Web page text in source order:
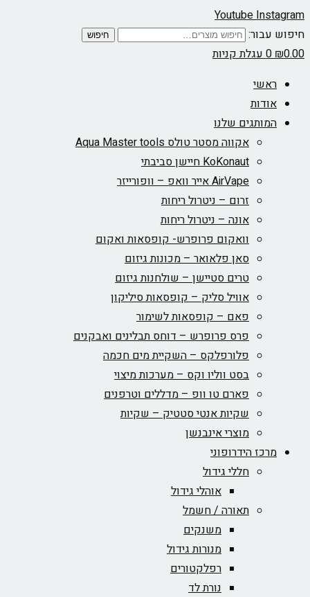
YoutubeInstagram
חיפוש עבור:
חיפוש
₪0.00
0עגלת קניות
ראשי
אודות
המותגים שלנו
אקווה מסטר טולס Aqua Master tools
KoKonaut חיישן סביבתי
AirVape אייר וואפ – וופורייזר
זרום – ניטרול ריחות
אונה – ניטרול ריחות
וואקום פרופרש- קופסאות ואקום
סאן פלאואר – מכונות גיזום
טרים סטיישן – שולחנות גיזום
אוויל סליק – קופסאות סיליקון
פאם – קופסאות לשימור
פרס פרופרש – דוחס תבלינים ואבקנים
פלורפלקס – השקיית מים חכמה
בסט ווליו וקס – מערכות מיצוי
פארם טו וופ – מדללים וטרפנים
שקיות אנטי סטטיק – שקיות
מוצרי אינבנשן
מרכז הידרופוני
חללי גידול
אוהלי גידול
תאורה / חשמל
משנקים
מנורות גידול
רפלקטורים
נורת לד